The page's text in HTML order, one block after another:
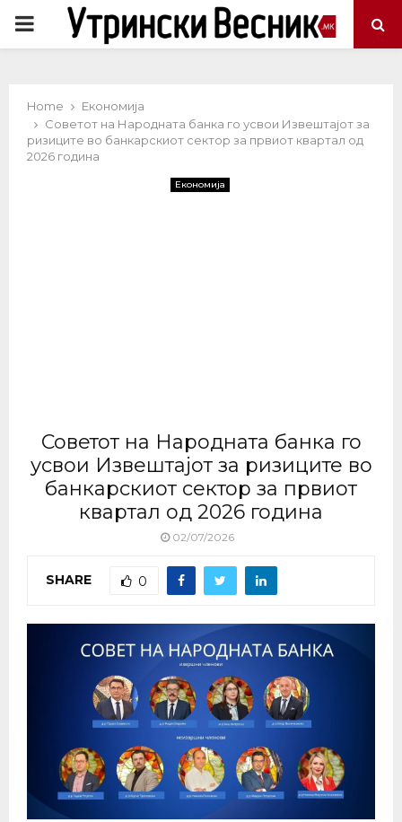
PRIMARY
Home
Економија
Советот на Народната банка го усвои Извештајот за
ризиците во банкарскиот сектор за првиот квартал од
2026 година
Економија
Советот на Народната банка го
усвои Извештајот за ризиците во
банкарскиот сектор за првиот
квартал од 2026 година
02/07/2026
SHARE 0